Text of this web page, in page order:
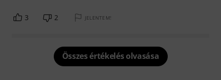
3 2 JELENTEM!
Összes értékelés olvasása